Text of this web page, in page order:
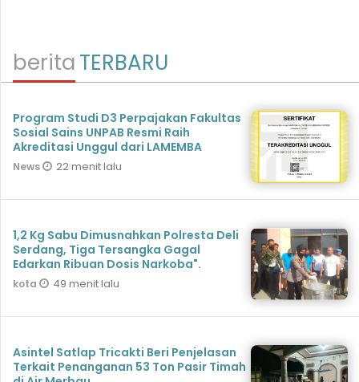
beritaTERBARU
Program Studi D3 Perpajakan Fakultas
Sosial Sains UNPAB Resmi Raih
Akreditasi Unggul dari LAMEMBA
News 22 menit lalu
1,2 Kg Sabu Dimusnahkan Polresta Deli
Serdang, Tiga Tersangka Gagal
Edarkan Ribuan Dosis Narkoba".
kota 49 menit lalu
Asintel Satlap Tricakti Beri Penjelasan
Terkait Penanganan 53 Ton Pasir Timah